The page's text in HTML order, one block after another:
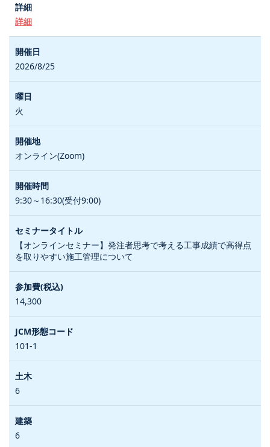
詳細
2026/8/25
火
オンライン(Zoom)
9:30～16:30(受付9:00)
【オンラインセミナー】発注者思考で考える工事成績で高得点
を取りやすい施工管理について
14,300
101-1
6
6